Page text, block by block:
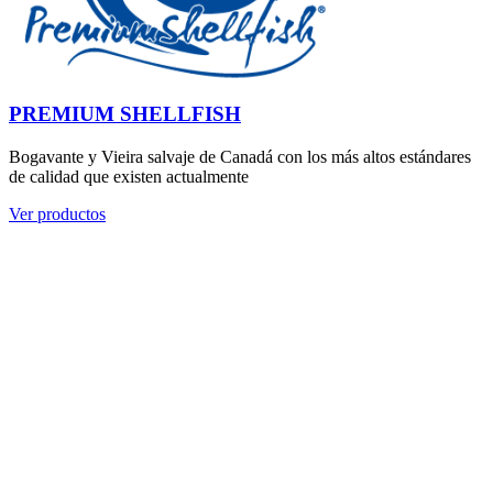
PREMIUM SHELLFISH
Bogavante y Vieira salvaje de Canadá con los más altos estándares
de calidad que existen actualmente
Ver productos